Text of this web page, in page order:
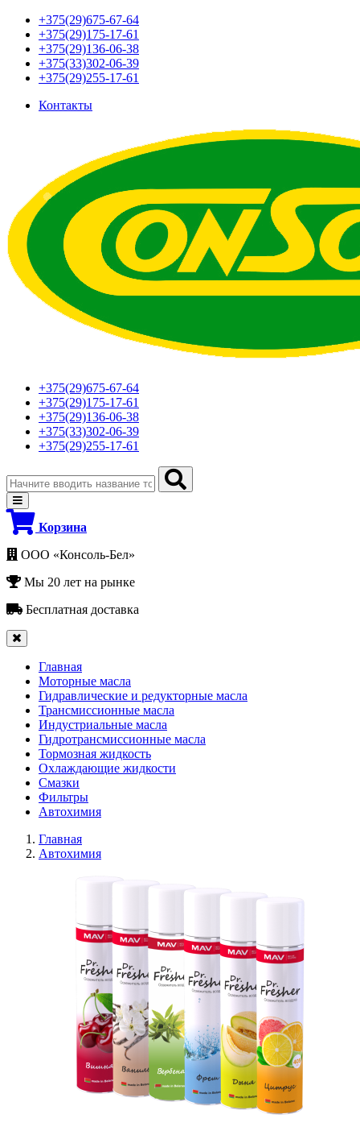
+375(29)675-67-64
+375(29)175-17-61
+375(29)136-06-38
+375(33)302-06-39
+375(29)255-17-61
Контакты
+375(29)675-67-64
+375(29)175-17-61
+375(29)136-06-38
+375(33)302-06-39
+375(29)255-17-61
Корзина
ООО «Консоль-Бел»
Мы 20 лет на рынке
Бесплатная доставка
Главная
Моторные масла
Гидравлические и редукторные масла
Трансмиссионные масла
Индустриальные масла
Гидротрансмиссионные масла
Тормозная жидкость
Охлаждающие жидкости
Смазки
Фильтры
Автохимия
Главная
Автохимия